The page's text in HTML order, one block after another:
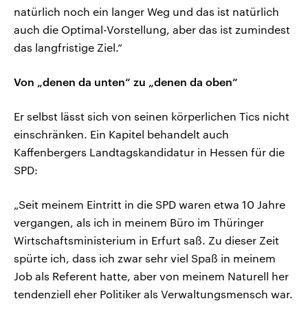
natürlich noch ein langer Weg und das ist natürlich
auch die Optimal-Vorstellung, aber das ist zumindest
das langfristige Ziel.“
Von „denen da unten“ zu „denen da oben“
Er selbst lässt sich von seinen körperlichen Tics nicht
einschränken. Ein Kapitel behandelt auch
Kaffenbergers Landtagskandidatur in Hessen für die
SPD:
„Seit meinem Eintritt in die SPD waren etwa 10 Jahre
vergangen, als ich in meinem Büro im Thüringer
Wirtschaftsministerium in Erfurt saß. Zu dieser Zeit
spürte ich, dass ich zwar sehr viel Spaß in meinem
Job als Referent hatte, aber von meinem Naturell her
tendenziell eher Politiker als Verwaltungsmensch war.